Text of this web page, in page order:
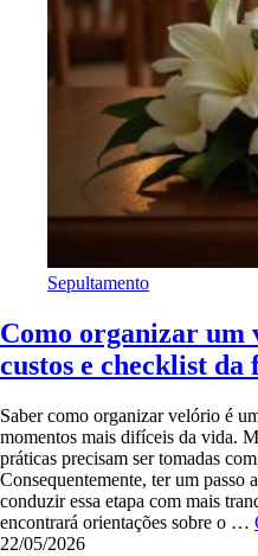
Sepultamento
Como organizar um
custos e checklist da
Saber como organizar velório é
momentos mais difíceis da vida.
práticas precisam ser tomadas
Consequentemente, ter um passo
conduzir essa etapa com mais
encontrará orientações sobre o …
22/05/2026